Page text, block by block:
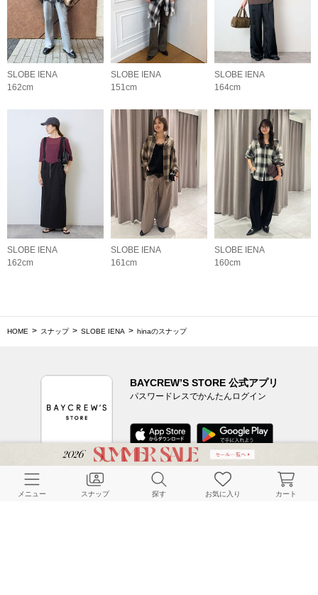
SLOBE IENA
162cm
SLOBE IENA
151cm
SLOBE IENA
164cm
SLOBE IENA
162cm
SLOBE IENA
161cm
SLOBE IENA
160cm
HOME スナップ SLOBE IENA hinaのスナップ
BAYCREW’S STORE 公式アプリ
パスワードレスでかんたんログイン
CUSTOMER SERVICE
メニュー スナップ 探す お気に入り カート